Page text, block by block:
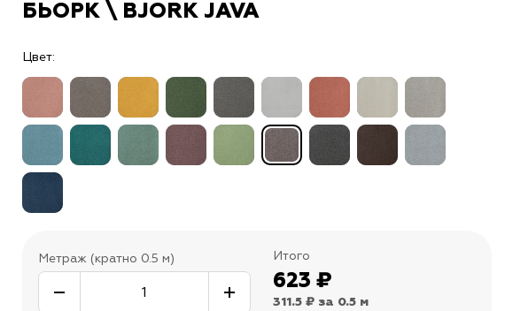
БЬОРК \ BJORK JAVA
Цвет:
Метраж (кратно 0.5 м) Итого
623 ₽
311.5 ₽ за 0.5 м